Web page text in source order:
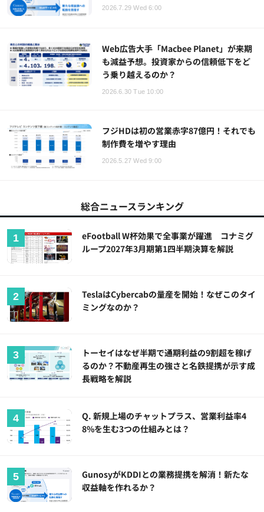
2026.7.29 Wed 6:00
Web広告大手「Macbee Planet」が来期
も減益予想。投資家からの信頼低下をど
う乗り越えるのか？
2026.6.30 Tue 10:00
フジHDは初の営業赤字87億円！それでも
制作費を増やす理由
2026.5.27 Wed 9:00
総合ニュースランキング
eFootball W杯効果で全事業が躍進 コナミグ
ループ2027年3月期第1四半期決算を解説
TeslaはCybercabの量産を開始！なぜこのタイ
ミングなのか？
トーセイはなぜ半期で通期利益の9割超を稼げ
るのか？不動産再生の強さと名鉄提携が示す成
長戦略を解説
Q. 新規上場のチャットプラス、営業利益率4
8%を生む3つの仕組みとは？
GunosyがKDDIとの業務提携を解消！新たな
収益軸を作れるか？